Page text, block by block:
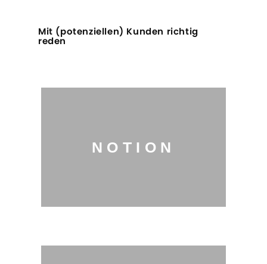
Mit (potenziellen) Kunden richtig
reden
NOTION